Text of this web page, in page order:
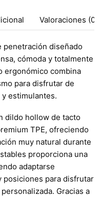
Valoraciones (0)
penetración diseñado
cómoda y totalmente
ergonómico combina
para disfrutar de
estimulantes.
dildo hollow de tacto
TPE, ofreciendo
muy natural durante
proporciona una
adaptarse
posiciones para disfrutar
Gracias a